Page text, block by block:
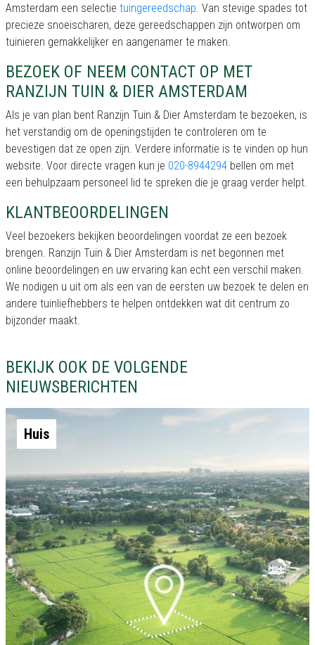
Amsterdam een selectie tuingereedschap. Van stevige spades tot
precieze snoeischaren, deze gereedschappen zijn ontworpen om
tuinieren gemakkelijker en aangenamer te maken.
BEZOEK OF NEEM CONTACT OP MET
RANZIJN TUIN & DIER AMSTERDAM
Als je van plan bent Ranzijn Tuin & Dier Amsterdam te bezoeken, is
het verstandig om de openingstijden te controleren om te
bevestigen dat ze open zijn. Verdere informatie is te vinden op hun
website. Voor directe vragen kun je 020-8944294 bellen om met
een behulpzaam personeel lid te spreken die je graag verder helpt.
KLANTBEOORDELINGEN
Veel bezoekers bekijken beoordelingen voordat ze een bezoek
brengen. Ranzijn Tuin & Dier Amsterdam is net begonnen met
online beoordelingen en uw ervaring kan echt een verschil maken.
We nodigen u uit om als een van de eersten uw bezoek te delen en
andere tuinliefhebbers te helpen ontdekken wat dit centrum zo
bijzonder maakt.
BEKIJK OOK DE VOLGENDE
NIEUWSBERICHTEN
Huis